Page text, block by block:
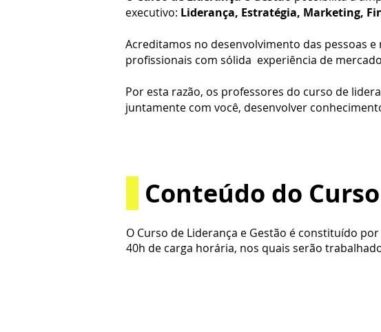
executivo: Liderança, Estratégia, Marketing,
Acreditamos no desenvolvimento das pessoas
profissionais com sólida experiência de
Por esta razão, os professores do curso de
juntamente com você, desenvolver
Conteúdo do
O Curso de Liderança e Gestão é constituído
40h de carga horária, nos quais serão